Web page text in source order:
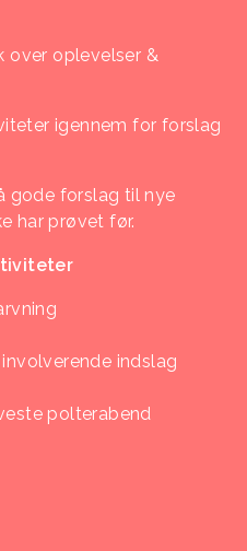
over oplevelser &
igennem for forslag
gode forslag til nye
har prøvet før.
indslag
polterabend